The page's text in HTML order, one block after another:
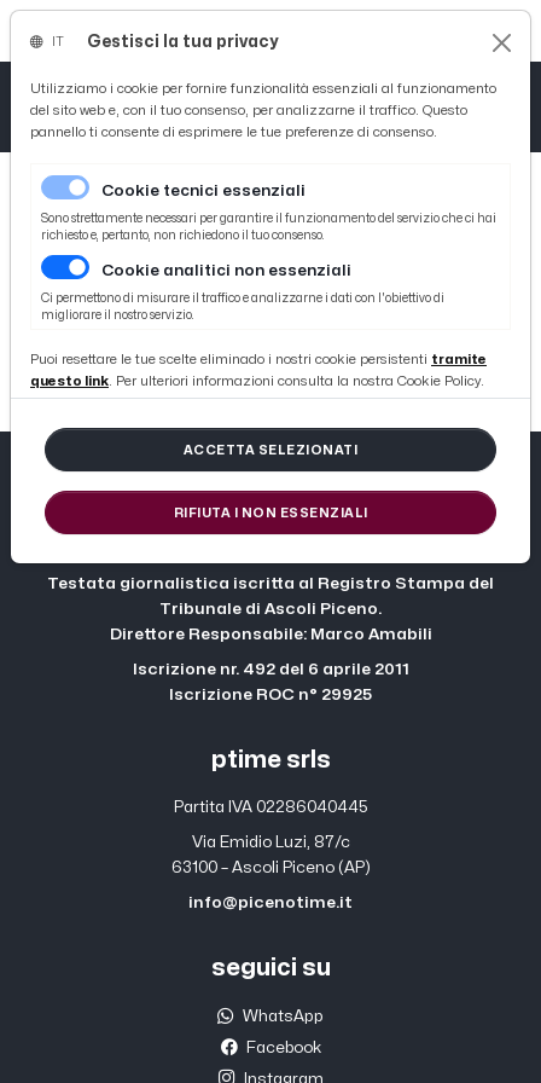
404
Testata giornalistica iscritta al Registro Stampa del
Tribunale di Ascoli Piceno.
Direttore Responsabile: Marco Amabili
Iscrizione nr. 492 del 6 aprile 2011
Iscrizione ROC n° 29925
ptime srls
Partita IVA 02286040445
Via Emidio Luzi, 87/c
63100 – Ascoli Piceno (AP)
info@picenotime.it
seguici su
WhatsApp
Facebook
Instagram
Gestisci la tua privacy
Utilizziamo i cookie per fornire funzionalità essenziali al funzionamento
del sito web e, con il tuo consenso, per analizzarne il traffico. Questo
pannello ti consente di esprimere le tue preferenze di consenso.
Cookie tecnici essenziali
Sono strettamente necessari per garantire il funzionamento del servizio che ci hai
richiesto e, pertanto, non richiedono il tuo consenso.
Cookie analitici non essenziali
Ci permettono di misurare il traffico e analizzarne i dati con l'obiettivo di
migliorare il nostro servizio.
Puoi resettare le tue scelte eliminado i nostri cookie persistenti tramite
questo link. Per ulteriori informazioni consulta la nostra Cookie Policy.
ACCETTA SELEZIONATI
RIFIUTA I NON ESSENZIALI
Tutto News
Tutto Sport
Basket
Ciclismo
Tutto Curiosità